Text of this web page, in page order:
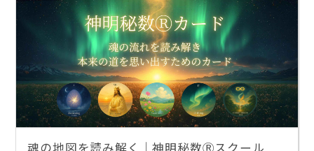
魂の地図を読み解く｜神明秘数Ⓡスクール